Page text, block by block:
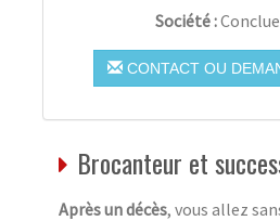
Société :
CONTACT OU
Brocanteur et
Après un décès, vous allez